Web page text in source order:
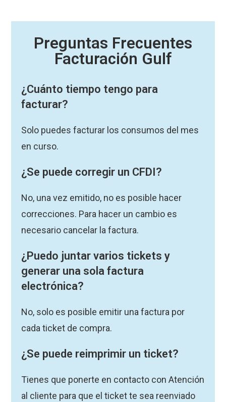
Preguntas Frecuentes
Facturación Gulf
¿Cuánto tiempo tengo para
facturar?
Solo puedes facturar los consumos del mes
en curso.
¿Se puede corregir un CFDI?
No, una vez emitido, no es posible hacer
correcciones. Para hacer un cambio es
necesario cancelar la factura.
¿Puedo juntar varios tickets y
generar una sola factura
electrónica?
No, solo es posible emitir una factura por
cada ticket de compra.
¿Se puede reimprimir un ticket?
Tienes que ponerte en contacto con Atención
al cliente para que el ticket te sea reenviado